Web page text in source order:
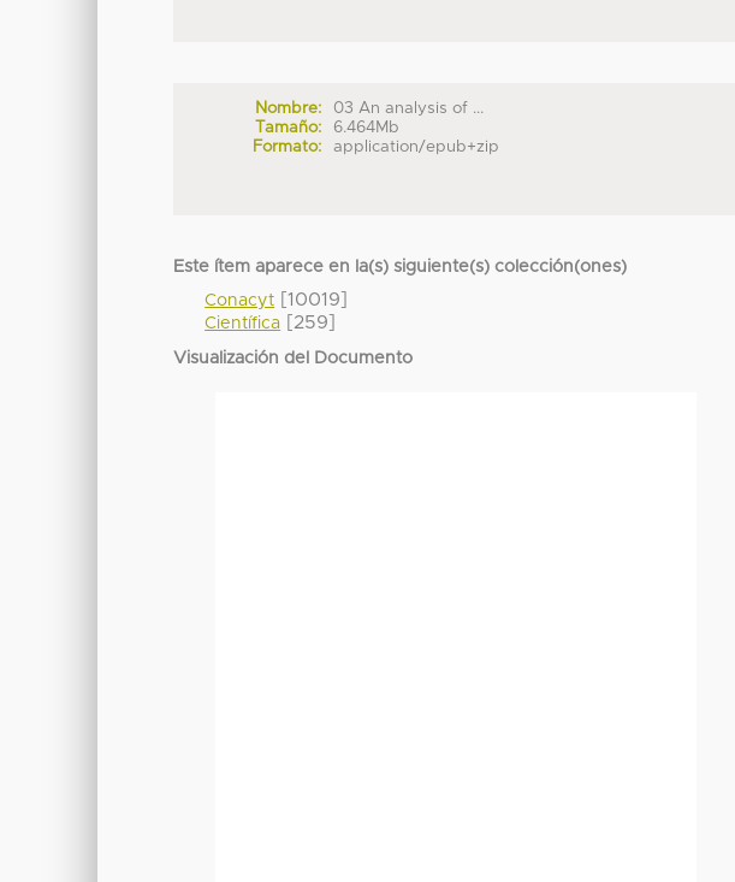
Nombre:
03 An analysis of ...
Tamaño:
6.464Mb
Formato:
application/epub+zip
Este ítem aparece en la(s) siguiente(s) colección(ones)
Conacyt [10019]
Científica [259]
Visualización del Documento